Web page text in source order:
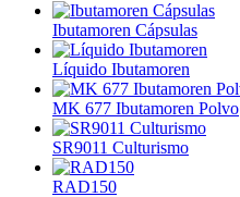
Ibutamoren Cápsulas
Líquido Ibutamoren
MK 677 Ibutamoren Polvo
SR9011 Culturismo
RAD150